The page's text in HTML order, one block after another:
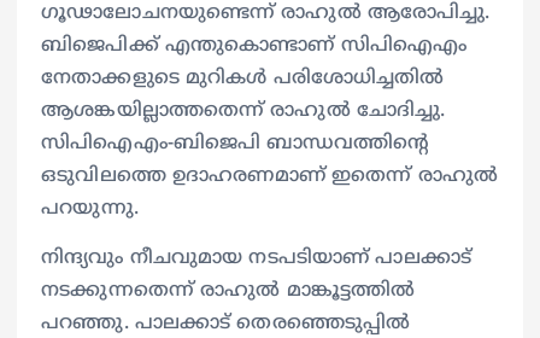
ഗൂഢാലോചനയുണ്ടെന്ന് രാഹുല്‍ ആരോപിച്ചു.
ബിജെപിക്ക് എന്തുകൊണ്ടാണ് സിപിഐഎം
നേതാക്കളുടെ മുറികള്‍ പരിശോധിച്ചതില്‍
ആശങ്കയില്ലാത്തതെന്ന് രാഹുല്‍ ചോദിച്ചു.
സിപിഐഎം-ബിജെപി ബാന്ധവത്തിന്റെ
ഒടുവിലത്തെ ഉദാഹരണമാണ് ഇതെന്ന് രാഹുല്‍
പറയുന്നു.
നിന്ദ്യവും നീചവുമായ നടപടിയാണ് പാലക്കാട്
നടക്കുന്നതെന്ന് രാഹുല്‍ മാങ്കൂട്ടത്തില്‍
പറഞ്ഞു. പാലക്കാട് തെരഞ്ഞെടുപ്പില്‍